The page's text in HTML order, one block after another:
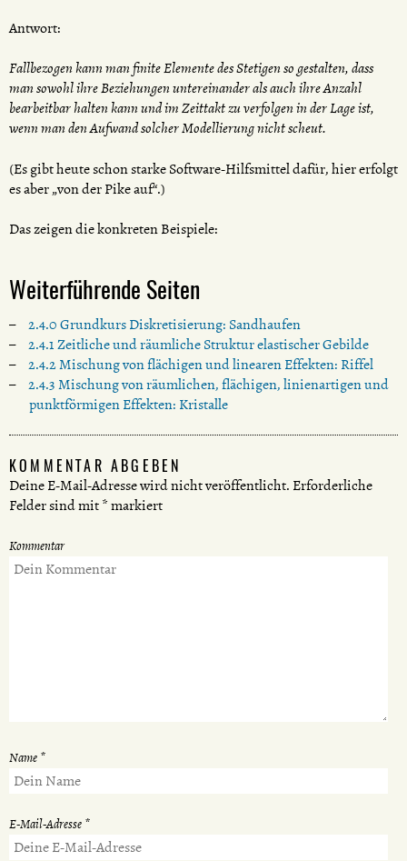
Antwort:
Fallbezogen kann man finite Elemente des Stetigen so gestalten, dass
man sowohl ihre Beziehungen untereinander als auch ihre Anzahl
bearbeitbar halten kann und im Zeittakt zu verfolgen in der Lage ist,
wenn man den Aufwand solcher Modellierung nicht scheut.
(Es gibt heute schon starke Software-Hilfsmittel dafür, hier erfolgt
es aber „von der Pike auf“.)
Das zeigen die konkreten Beispiele:
Weiterführende Seiten
2.4.0 Grundkurs Diskretisierung: Sandhaufen
2.4.1 Zeitliche und räumliche Struktur elastischer Gebilde
2.4.2 Mischung von flächigen und linearen Effekten: Riffel
2.4.3 Mischung von räumlichen, flächigen, linienartigen und
punktförmigen Effekten: Kristalle
KOMMENTAR ABGEBEN
Deine E-Mail-Adresse wird nicht veröffentlicht. Erforderliche
Felder sind mit*markiert
Kommentar
Name *
E-Mail-Adresse *